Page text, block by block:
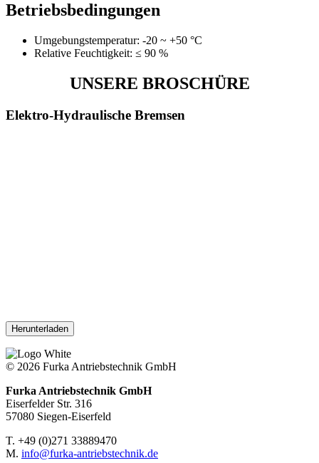
Betriebsbedingungen
Umgebungstemperatur: -20 ~ +50 °C
Relative Feuchtigkeit: ≤ 90 %
UNSERE BROSCHÜRE
Elektro-Hydraulische Bremsen
Herunterladen
© 2026 Furka Antriebstechnik GmbH
Furka Antriebstechnik GmbH
Eiserfelder Str. 316
57080 Siegen-Eiserfeld
T. +49 (0)271 33889470
M. info@furka-antriebstechnik.de